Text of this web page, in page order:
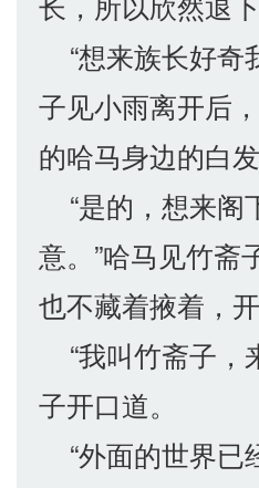
“想来族长好奇
子见小雨离开后
的哈马身边的白
“是的，想来阁
意。”哈马见竹斋
也不藏着掖着，开
“我叫竹斋子，
子开口道。
“外面的世界已